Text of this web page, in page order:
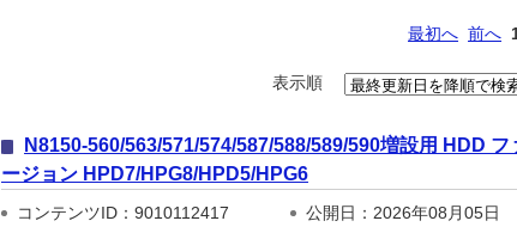
最初へ 前へ
表示順
N8150-560/563/571/574/587/588/589/590増設用 HDD
ージョン HPD7/HPG8/HPD5/HPG6
コンテンツID：9010112417 公開日：2026年08月05日